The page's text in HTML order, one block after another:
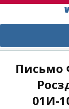
Письмо
01И-